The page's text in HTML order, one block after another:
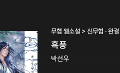
무협 웹소설 > 신무협 · 완결
흑풍
박선우